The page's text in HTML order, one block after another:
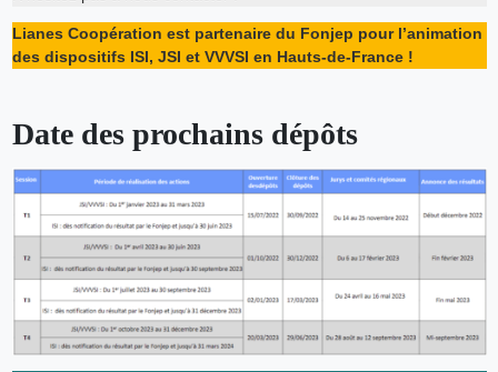
Lianes Coopération est partenaire du Fonjep pour l’animation
des dispositifs ISI, JSI et VVVSI en Hauts-de-France !
Date des prochains dépôts